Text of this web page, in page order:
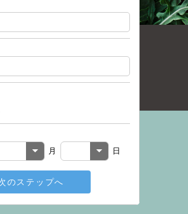
月 日
のステップへ
現在の職業